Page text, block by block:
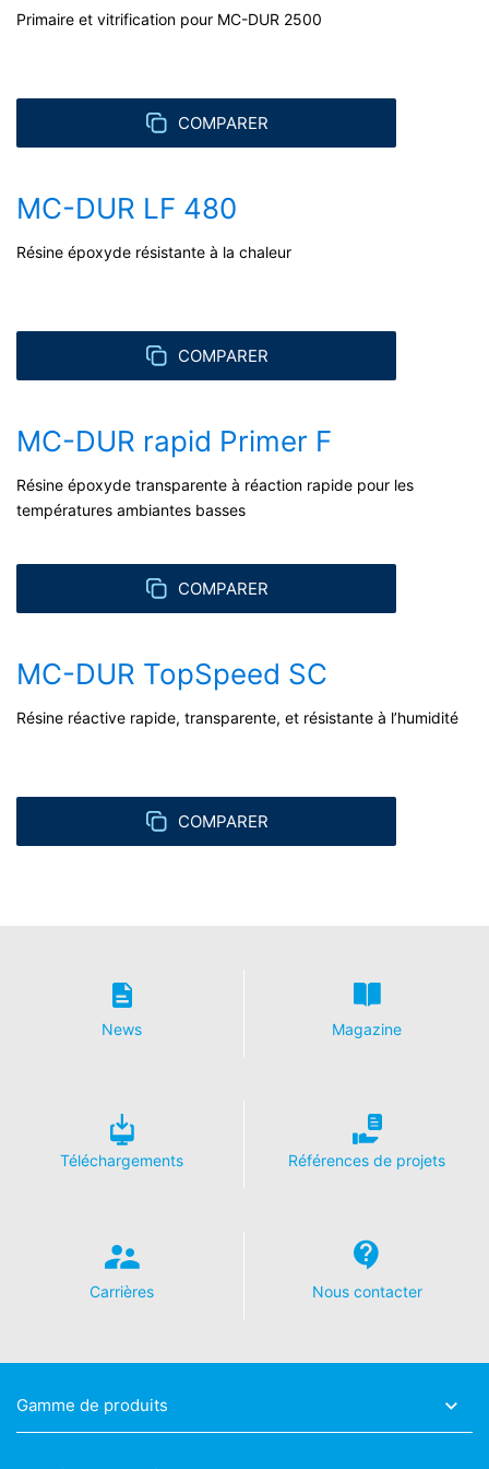
Primaire et vitrification pour MC-DUR 2500
COMPARER
MC-DUR LF 480
Résine époxyde résistante à la chaleur
COMPARER
MC-DUR rapid Primer F
Résine époxyde transparente à réaction rapide pour les
températures ambiantes basses
COMPARER
MC-DUR TopSpeed SC
Résine réactive rapide, transparente, et résistante à l’humidité
COMPARER
News Magazine
Téléchargements Références de projets
Carrières Nous contacter
Gamme de produits
soient transmises à un tiers dans un format standard
Information, correction, blocage, suppression
d'obtenir à tout moment des informations gratuites sur
les données personnelles vous concernant qui sont
corriger, bloquer ou supprimer ces données.